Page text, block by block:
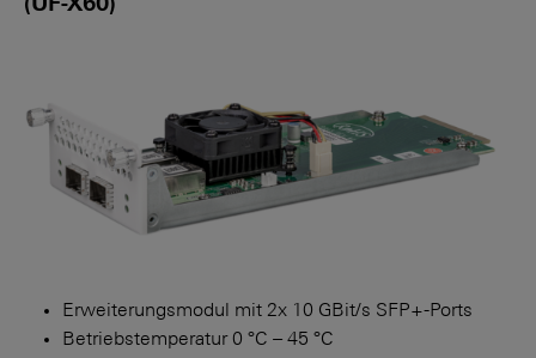
(UF-X60)
Erweiterungsmodul mit 2x 10 GBit/s SFP+-Ports
Betriebstemperatur 0 °C – 45 °C